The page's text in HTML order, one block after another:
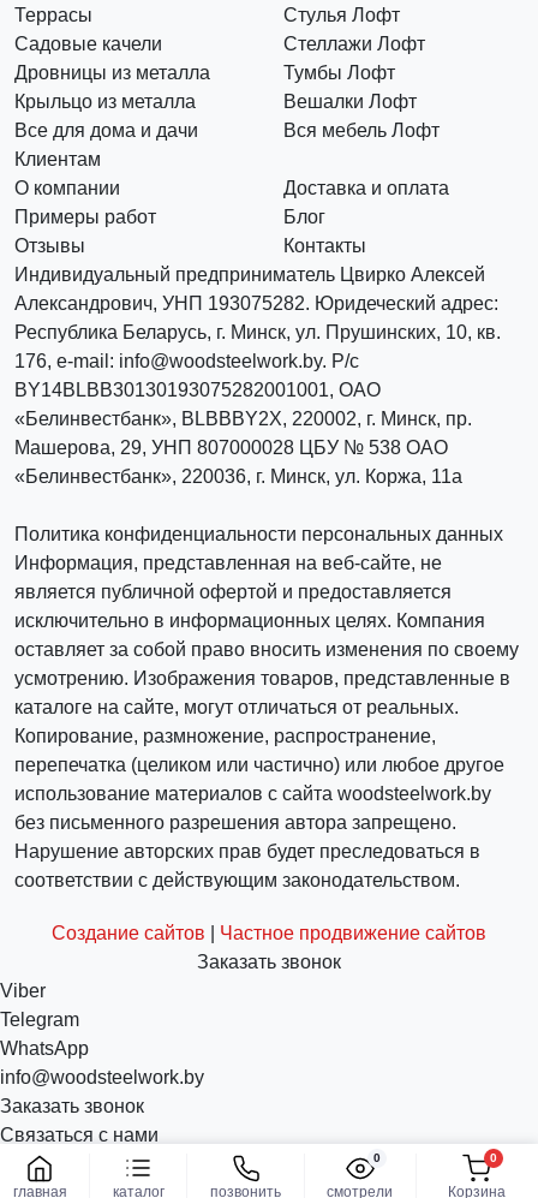
главная каталог смотрели
0
позвонить Корзина
0
Террасы
Садовые качели
Дровницы из металла
Крыльцо из металла
Все для дома и дачи
Стулья Лофт
Стеллажи Лофт
Тумбы Лофт
Вешалки Лофт
Вся мебель Лофт
Клиентам
О компании
Доставка и оплата
Примеры работ
Блог
Отзывы
Контакты
Индивидуальный предприниматель Цвирко Алексей
Александрович, УНП 193075282. Юридеческий адрес:
Республика Беларусь, г. Минск, ул. Прушинских, 10, кв.
176, e-mail: info@woodsteelwork.by. Р/с
BY14BLBB30130193075282001001, ОАО
«Белинвестбанк», BLBBBY2X, 220002, г. Минск, пр.
Машерова, 29, УНП 807000028 ЦБУ № 538 ОАО
«Белинвестбанк», 220036, г. Минск, ул. Коржа, 11а
Политика конфиденциальности персональных данных
Информация, представленная на веб-сайте, не
является публичной офертой и предоставляется
исключительно в информационных целях. Компания
оставляет за собой право вносить изменения по своему
усмотрению. Изображения товаров, представленные в
каталоге на сайте, могут отличаться от реальных.
Копирование, размножение, распространение,
перепечатка (целиком или частично) или любое другое
использование материалов с сайта woodsteelwork.by
без письменного разрешения автора запрещено.
Нарушение авторских прав будет преследоваться в
соответствии с действующим законодательством.
Создание сайтов
Частное продвижение сайтов
Заказать звонок
Viber
Telegram
WhatsApp
info@woodsteelwork.by
Заказать звонок
Связаться с нами